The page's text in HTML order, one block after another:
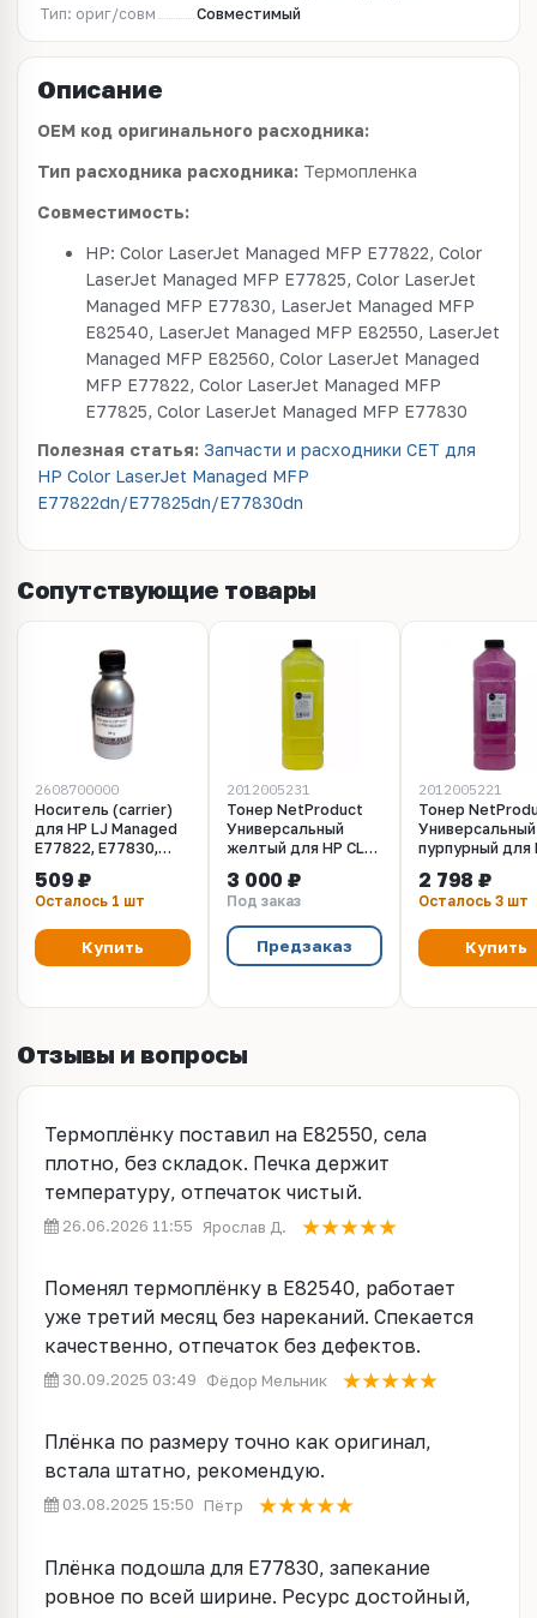
Тип: ориг/совм
Совместимый
Описание
OEM код оригинального расходника:
Тип расходника расходника: Термопленка
Совместимость:
HP: Color LaserJet Managed MFP E77822, Color
LaserJet Managed MFP E77825, Color LaserJet
Managed MFP E77830, LaserJet Managed MFP
E82540, LaserJet Managed MFP E82550, LaserJet
Managed MFP E82560, Color LaserJet Managed
MFP E77822, Color LaserJet Managed MFP
E77825, Color LaserJet Managed MFP E77830
Полезная статья: Запчасти и расходники CET для
HP Color LaserJet Managed MFP
E77822dn/E77825dn/E77830dn
Сопутствующие товары
2608700000
Носитель (carrier)
для HP LJ Managed
E77822, E77830,
56 грамм Silver ATM
509 ₽
Осталось 1 шт
Купить
2012005231
Тонер NetProduct
Универсальный
желтый для HP CLJ
E87660, E77822,
E77825, E77830 -
500 г.
3 000 ₽
Под заказ
Предзаказ
2012005221
Тонер
Универсальный
пурпурный для
E87660,
E77825,
500 г.
2 798 ₽
Осталось 3 шт
Купить
Отзывы и вопросы
Термоплёнку поставил на E82550, села
плотно, без складок. Печка держит
температуру, отпечаток чистый.
26.06.2026 11:55 Ярослав Д.
Поменял термоплёнку в E82540, работает
уже третий месяц без нареканий. Спекается
качественно, отпечаток без дефектов.
30.09.2025 03:49 Фёдор Мельник
Плёнка по размеру точно как оригинал,
встала штатно, рекомендую.
03.08.2025 15:50 Пётр
Плёнка подошла для E77830, запекание
ровное по всей ширине. Ресурс достойный,